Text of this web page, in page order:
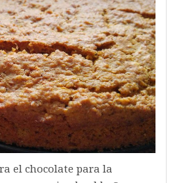
el chocolate para la